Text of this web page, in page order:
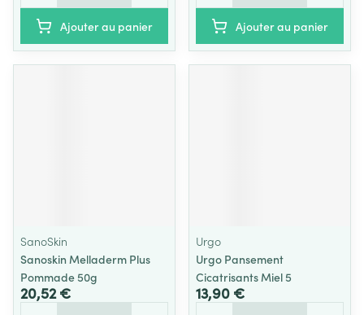
Ajouter au panier Ajouter au panier
SanoSkin
Sanoskin Melladerm Plus
Pommade 50g
20,52 €
Urgo
Urgo Pansement
Cicatrisants Miel 5
13,90 €